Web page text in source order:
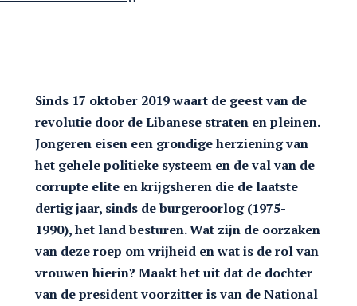
Sinds 17 oktober 2019 waart de geest van de
revolutie door de Libanese straten en pleinen.
Jongeren eisen een grondige herziening van
het gehele politieke systeem en de val van de
corrupte elite en krijgsheren die de laatste
dertig jaar, sinds de burgeroorlog (1975-
1990), het land besturen. Wat zijn de oorzaken
van deze roep om vrijheid en wat is de rol van
vrouwen hierin? Maakt het uit dat de dochter
van de president voorzitter is van de National